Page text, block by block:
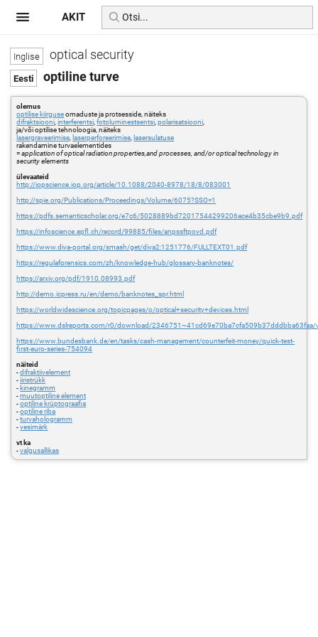
optical security
optiline turve
olemus
optilise kiirguseomaduste ja protsesside, näiteks
difraktsiooni ,interferentsi ,fotoluminestsentsi ,polarisatsiooni
ja/või optilise tehnoloogia, näiteks
lasergraveerimise laserperforeerimise lasersulatuse
rakendamine turvaelementides
=application of optical radiation properties,and processes, and/or optical technology in
security elements
ülevaateid
http://iopscience.iop.org/article/10.1088/2040-8978/18/8/083001
http://spie.org/Publications/Proceedings/Volume/6075?SSO=1
https://pdfs.semanticscholar.org/e7c6/5028889bd72017544299206ace4b35cbe9b9.pdf
https://infoscience.epfl.ch/record/99885/files/anpssftpovd.pdf
https://www.diva-portal.org/smash/get/diva2:1251776/FULLTEXT01.pdf
https://regulaforensics.com/zh/knowledge-hub/glossary-banknotes/
https://arxiv.org/pdf/1910.08993.pdf
http://demo.icpress.ru/en/demo/banknotes_spr.html
https://worldwidescience.org/topicpages/o/optical+security+devices.html
https://www.dslreports.com/r0/download/2346751~41cd69e70ba7cfa509b37dddbba63faa/
https://www.bundesbank.de/en/tasks/cash-management/counterfeit-money/quick-test-
first-euro-series-754094
näiteid
-difraktiivelement
-iiristrükk
- kinegramm
-muutoptiline element
-optiline krüptograafia
-optiline riba
-turvahologramm
-vesimärk
vt ka
-valgusallikas
AKIT